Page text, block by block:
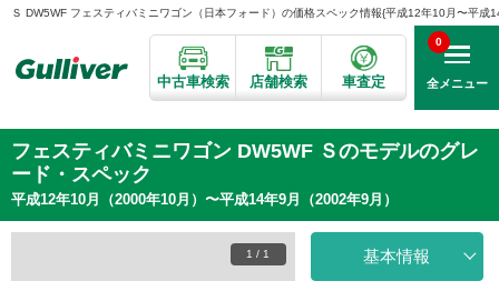
Ｓ DW5WF フェスティバミニワゴン（日本フォード）の価格スペック情報{平成12年10月〜平成
中古車検索 店舗検索 車査定 全メニュー
0
フェスティバミニワゴン DW5WF Ｓのモデルのグレ
ード・スペック
平成12年10月（2000年10月）〜平成14年9月（2002年9月）
1 / 1 基本情報